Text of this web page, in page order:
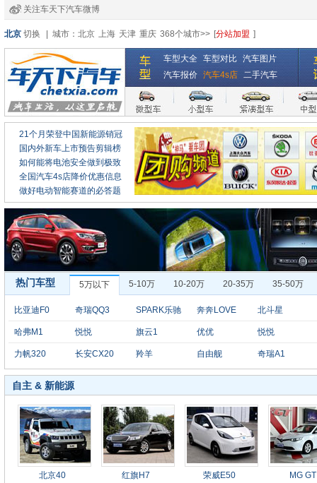
关注车天下汽车微博
北京 切换 城市： 北京 上海 天津 重庆 368个城市>> [分站加盟 ]
车型大全 车型对比 汽车图片
汽车报价 汽车4s店 二手汽车
21个月荣登中国新能源销冠
国内外新车上市预告剪辑榜
如何能将电池安全做到极致
全国汽车4s店降价优惠信息
做好电动智能赛道的必答题
热门车型 5万以下 5-10万 10-20万 20-35万 35-50万
比亚迪F0 奇瑞QQ3 SPARK乐驰 奔奔LOVE 北斗星
哈弗M1 悦悦 旗云1 优优 悦悦
力帆320 长安CX20 羚羊 自由舰 奇瑞A1
自主 & 新能源
北京40 红旗H7 荣威E50 MG GT